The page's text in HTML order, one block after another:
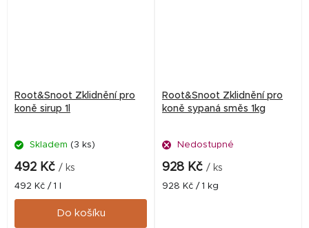
Root&Snoot Zklidnění pro
koně sirup 1l
Skladem (3 ks)
492 Kč / ks
Měrná
cena:
492 Kč / 1 l
Do košíku
Root&Snoot Zklidnění pro
koně sypaná směs 1kg
Nedostupné
928 Kč / ks
Měrná
928 Kč / 1 kg